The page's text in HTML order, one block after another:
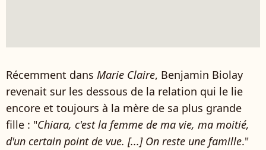
Récemment dans Marie Claire, Benjamin Biolay
revenait sur les dessous de la relation qui le lie
encore et toujours à la mère de sa plus grande
fille : "Chiara, c'est la femme de ma vie, ma moitié,
d'un certain point de vue. [...] On reste une famille."